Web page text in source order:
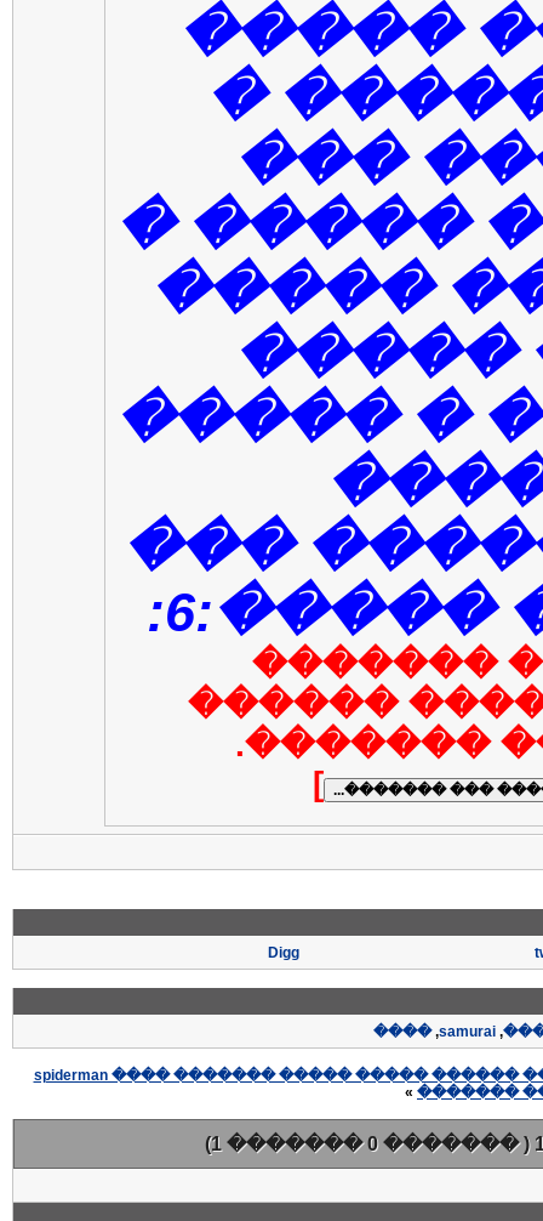
����
����
�����
�����
��
����� �
����
[���
��������
����
]
Digg
,
samurai
,
����
�������
»
( ������� 0 ������� 1)